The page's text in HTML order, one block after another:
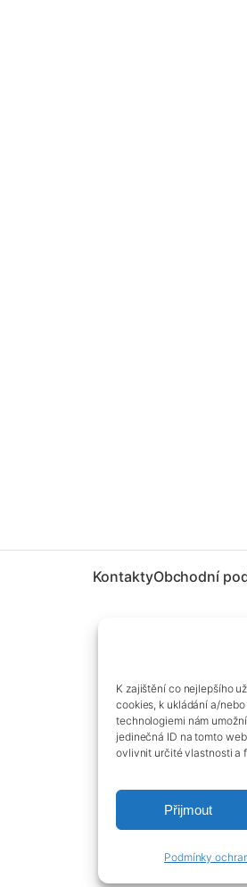
K zajištění co nejlepšího
cookies, k ukládání a/
technologiemi nám
jedinečná ID na tomto
ovlivnit určité vlastnosti a
Přijmout
Podmínky
KontaktyObchodní